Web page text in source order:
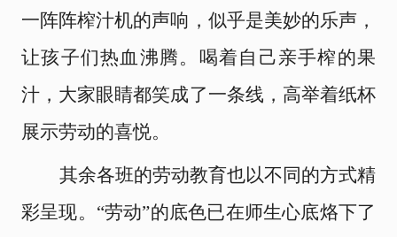
一阵阵榨汁机的声响，似乎是美妙的乐声，
让孩子们热血沸腾。喝着自己亲手榨的果
汁，大家眼睛都笑成了一条线，高举着纸杯
展示劳动的喜悦。
其余各班的劳动教育也以不同的方式精
彩呈现。 “劳动”的底色已在师生心底烙下了